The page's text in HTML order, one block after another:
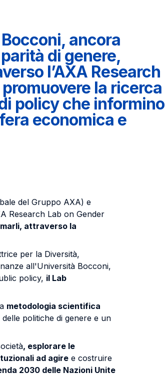
ancora
di genere,
l’AXA Research
la ricerca
policy che informino
economica e
del Gruppo AXA) e
Research Lab on Gender
attraverso la
per la Diversità,
all'Università Bocconi,
policy, il Lab
metodologia scientifica
politiche di genere e un
, esplorare le
ad agiree costruire
2030 delle Nazioni Unite